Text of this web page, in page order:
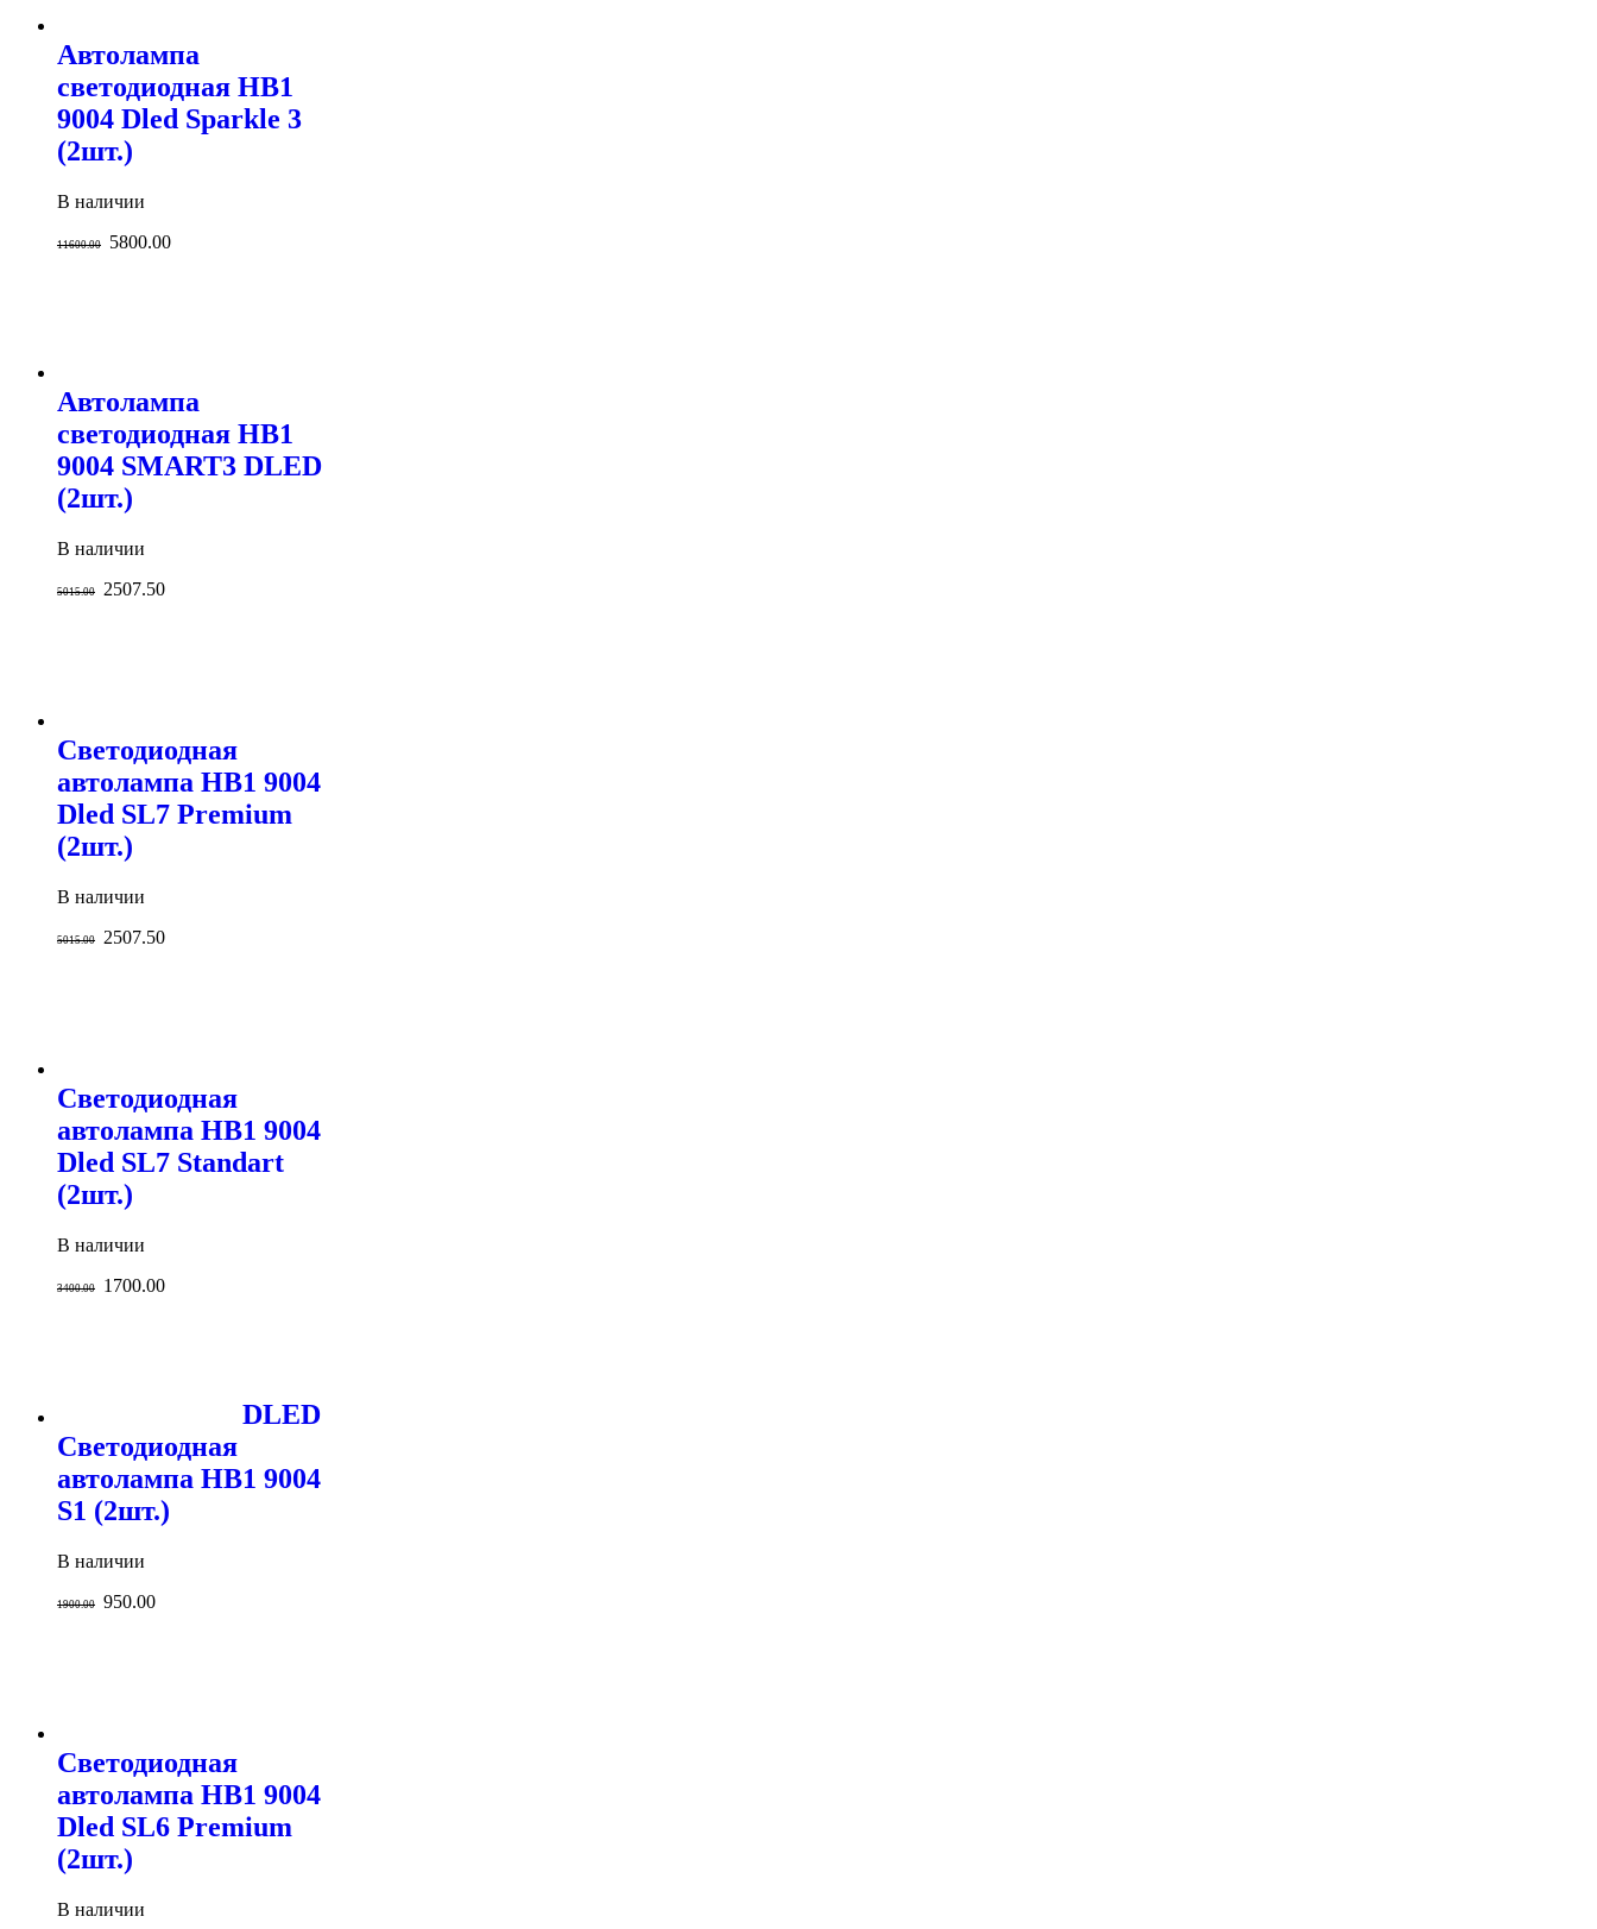
Автолампа
светодиодная HB1
9004 Dled Sparkle 3
(2шт.)
В наличии
11600.00 5800.00
Автолампа
светодиодная HB1
9004 SMART3 DLED
(2шт.)
В наличии
5015.00 2507.50
Светодиодная
автолампа HB1 9004
Dled SL7 Premium
(2шт.)
В наличии
5015.00 2507.50
Светодиодная
автолампа HB1 9004
Dled SL7 Standart
(2шт.)
В наличии
3400.00 1700.00
DLED
Светодиодная
автолампа HB1 9004
S1 (2шт.)
В наличии
1900.00 950.00
Светодиодная
автолампа HB1 9004
Dled SL6 Premium
(2шт.)
В наличии